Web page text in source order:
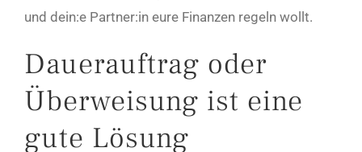
und dein:e Partner:in eure Finanzen regeln wollt.
Dauerauftrag oder
Überweisung ist eine
gute Lösung